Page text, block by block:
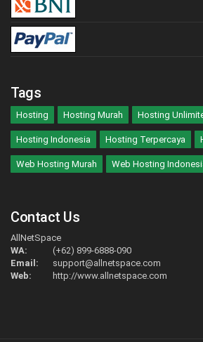
Tags
Hosting Hosting Murah Hosting
Hosting Indonesia Hosting Terpercaya
Web Hosting Murah Web Hosting
Contact Us
AllNetSpace
WA:
(+62) 899-6888-090
Email:
support@allnetspace.com
Web:
http://www.allnetspace.com